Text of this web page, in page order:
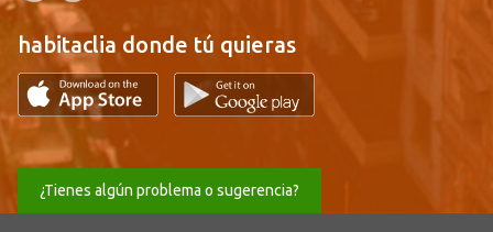
habitaclia donde tú quieras
¿Tienes algún problema o sugerencia?